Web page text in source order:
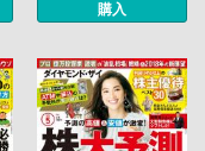
購入